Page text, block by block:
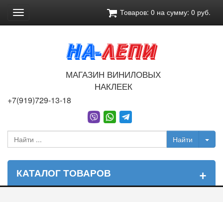
Товаров: 0 на сумму: 0 руб.
Toggle
navigation
МАГАЗИН ВИНИЛОВЫХ
НАКЛЕЕК
+7(919)729-13-18
КАТАЛОГ ТОВАРОВ +